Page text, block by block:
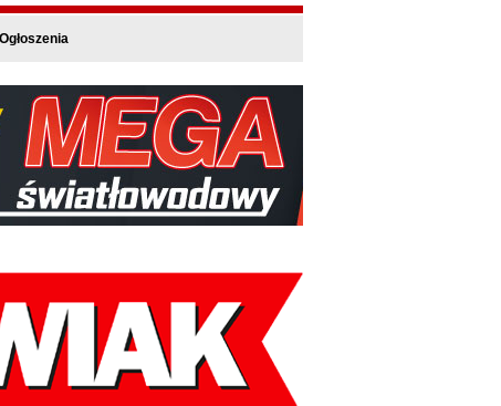
Ogłoszenia